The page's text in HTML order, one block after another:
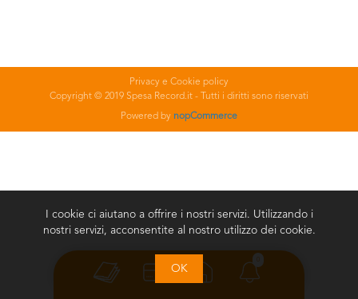
Privacy e Cookie policy
Copyright © 2019 Spesa Record.it - Tutti i diritti sono riservati
Powered by nopCommerce
I cookie ci aiutano a offrire i nostri servizi. Utilizzando i
nostri servizi, acconsentite al nostro utilizzo dei cookie.
OK